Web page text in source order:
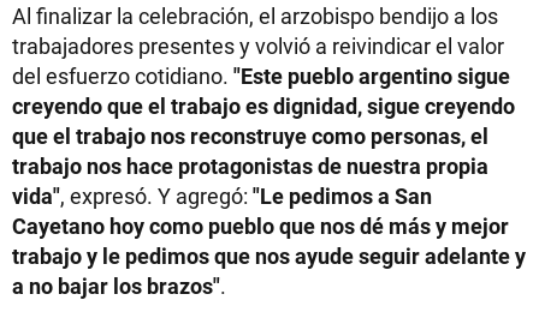
Al finalizar la celebración, el arzobispo bendijo a los
trabajadores presentes y volvió a reivindicar el valor
del esfuerzo cotidiano. "Este pueblo argentino sigue
creyendo que el trabajo es dignidad, sigue creyendo
que el trabajo nos reconstruye como personas, el
trabajo nos hace protagonistas de nuestra propia
vida", expresó. Y agregó: "Le pedimos a San
Cayetano hoy como pueblo que nos dé más y mejor
trabajo y le pedimos que nos ayude seguir adelante y
a no bajar los brazos".